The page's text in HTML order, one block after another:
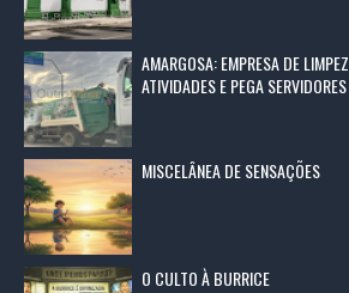
AMARGOSA: EMPRESA DE
ATIVIDADES E PEGA
MISCELÂNEA DE SENSAÇÕES
O CULTO À BURRICE